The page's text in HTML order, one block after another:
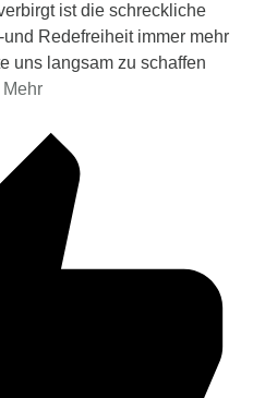
ist die schreckliche
Redefreiheit immer mehr
uns langsam zu schaffen
Mehr